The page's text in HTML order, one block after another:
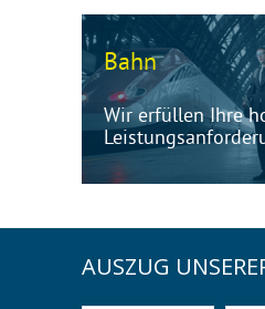
Bahn
Wir erfüllen Ihre
AUSZUG